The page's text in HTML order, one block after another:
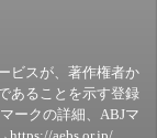
ビスが、著作権者か
あることを示す登録
ークの詳細、ABJマ